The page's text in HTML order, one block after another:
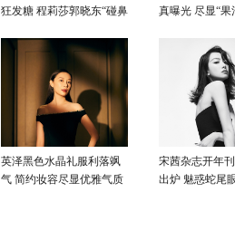
狂发糖 程莉莎郭晓东“碰鼻
真曝光 尽显“果
英泽黑色水晶礼服利落飒
气 简约妆容尽显优雅气质
宋茜杂志开年
出炉 魅惑蛇尾